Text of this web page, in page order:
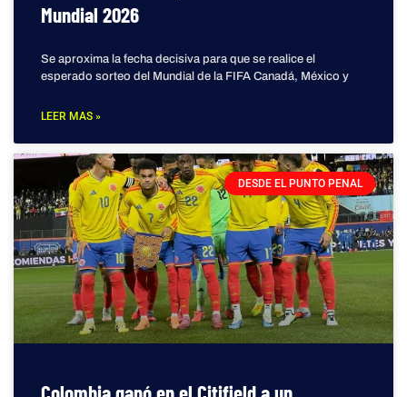
Mundial 2026
Se aproxima la fecha decisiva para que se realice el
esperado sorteo del Mundial de la FIFA Canadá, México y
LEER MAS »
DESDE EL PUNTO PENAL